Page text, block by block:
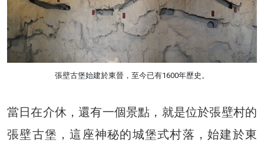
張壁古堡始建於東晉，至今已有1600年歷史。
當日在介休，還有一個景點，就是位於張壁村的
張壁古堡，這座神秘的城堡式村落，始建於東